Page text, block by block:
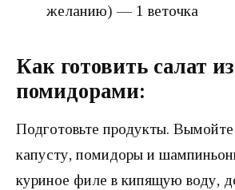
желанию) — 1 веточка
Как готовить салат
помидорами:
Подготовьте продукты.
капусту, помидоры и
куриное филе в кипящую воду,